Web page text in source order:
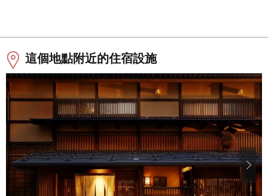
這個地點附近的住宿設施